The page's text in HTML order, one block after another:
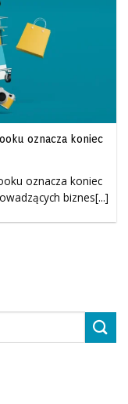
oznacza koniec
oznacza koniec
biznes[...]